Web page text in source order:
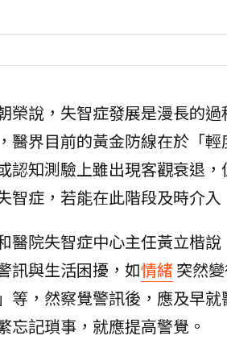
榮說，失智症發展是漫長的
醫界目前的黃金防線在於「
認知測驗上雖出現客觀衰退
智症，若能在此階段及時介
醫院失智症中心主任黃立楷
訊與生活困擾，如情緒突然
等，然察覺警訊後，應及早
忘記瑣事，就應提高警覺。